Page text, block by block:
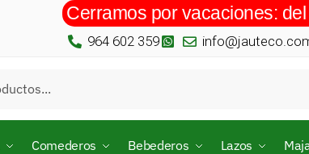
Cerramos por vacaciones:
964 602 359
Comederos Bebederos Lazos